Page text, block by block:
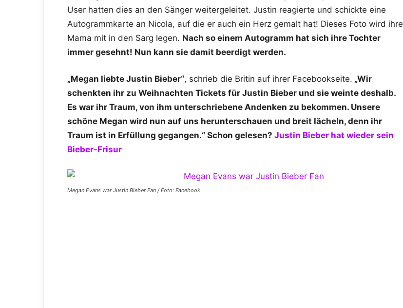
User hatten dies an den Sänger weitergeleitet. Justin reagierte und schickte eine
Autogrammkarte an Nicola, auf die er auch ein Herz gemalt hat! Dieses Foto wird ihre
Mama mit in den Sarg legen. Nach so einem Autogramm hat sich ihre Tochter
immer gesehnt! Nun kann sie damit beerdigt werden.
„Megan liebte Justin Bieber“, schrieb die Britin auf ihrer Facebookseite. „Wir
schenkten ihr zu Weihnachten Tickets für Justin Bieber und sie weinte deshalb.
Es war ihr Traum, von ihm unterschriebene Andenken zu bekommen. Unsere
schöne Megan wird nun auf uns herunterschauen und breit lächeln, denn ihr
Traum ist in Erfüllung gegangen.“ Schon gelesen? Justin Bieber hat wieder sein
Bieber-Frisur
Megan Evans war Justin Bieber Fan / Foto: Facebook